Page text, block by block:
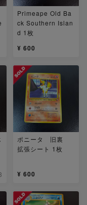
Primeape Old Ba
ck Southern Islan
d 1枚
¥ 600
ポニータ 旧裏
拡張シート 1枚
¥ 600